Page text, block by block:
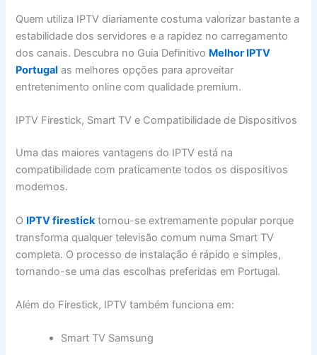
Quem utiliza IPTV diariamente costuma valorizar bastante a
estabilidade dos servidores e a rapidez no carregamento
dos canais. Descubra no Guia Definitivo Melhor IPTV
Portugal as melhores opções para aproveitar
entretenimento online com qualidade premium.
IPTV Firestick, Smart TV e Compatibilidade de Dispositivos
Uma das maiores vantagens do IPTV está na
compatibilidade com praticamente todos os dispositivos
modernos.
O IPTV firestick tornou-se extremamente popular porque
transforma qualquer televisão comum numa Smart TV
completa. O processo de instalação é rápido e simples,
tornando-se uma das escolhas preferidas em Portugal.
Além do Firestick, IPTV também funciona em:
Smart TV Samsung